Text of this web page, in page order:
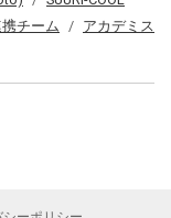
チーム
アカデミス